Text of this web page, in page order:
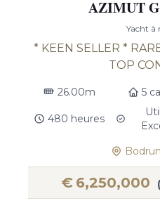
AZIMUT
Yacht à
* KEEN SELLER *
TOP
26.00m 5
480 heures
€ 6,250,000